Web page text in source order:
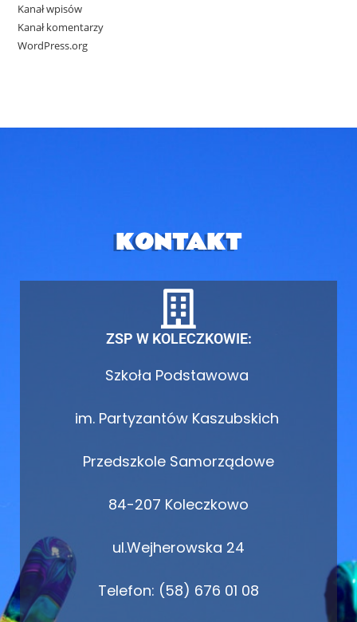
Kanał wpisów
Kanał komentarzy
WordPress.org
KONTAKT
ZSP W KOLECZKOWIE:
Szkoła Podstawowa
im. Partyzantów Kaszubskich
Przedszkole Samorządowe
84-207 Koleczkowo
ul.Wejherowska 24
Telefon: (58) 676 01 08